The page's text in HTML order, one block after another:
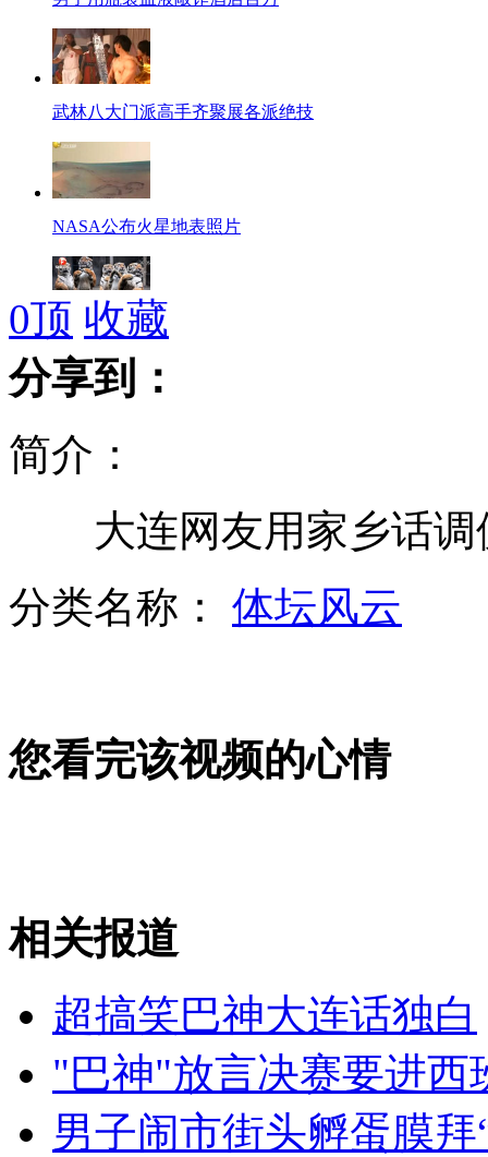
武林八大门派高手齐聚展各派绝技
NASA公布火星地表照片
宿州发生六只小老虎被抢事件
蒙眼倒走钢丝 挑战失利摔下山无恙
女孩北京地铁殴打老人 痛下狠手拳打脚踢
0顶 收藏
分享到：
简介：
大连网友用家乡话调
分类名称： 体坛风云
您看完该视频的心情
相关报道
超搞笑巴神大连话独白
"巴神"放言决赛要进西
男子闹市街头孵蛋膜